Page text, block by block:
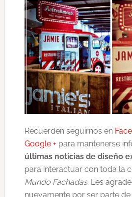
Recuerden seguirnos en
Google + para mantenerse
últimas noticias de diseño
para interactuar con toda la
Mundo Fachadas. Les
nuevamente por ser parte